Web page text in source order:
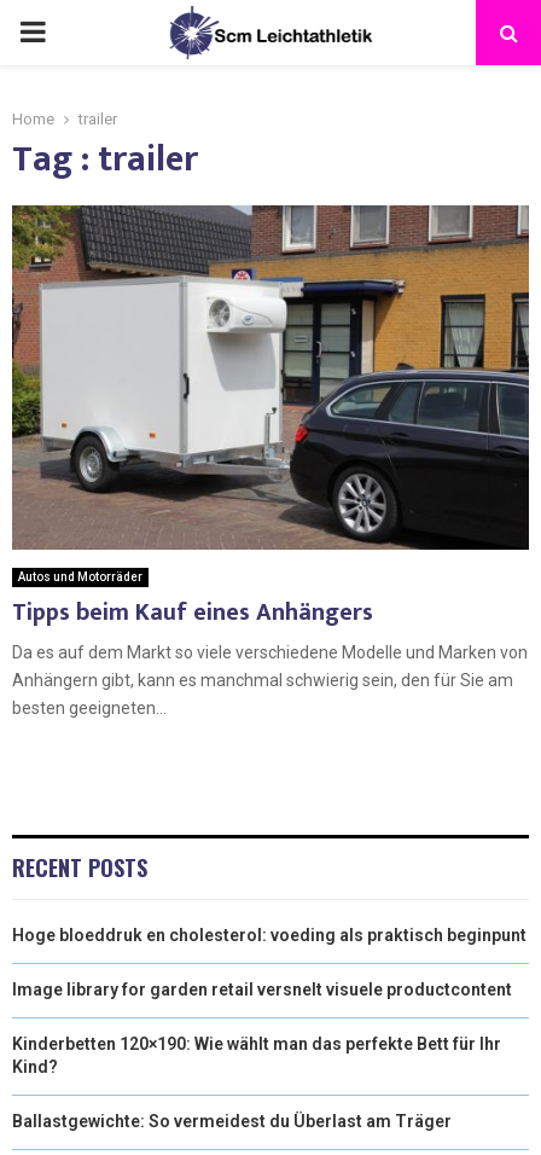
Home trailer
Tag : trailer
Autos und Motorräder
Tipps beim Kauf eines Anhängers
Da es auf dem Markt so viele verschiedene Modelle und Marken von
Anhängern gibt, kann es manchmal schwierig sein, den für Sie am
besten geeigneten...
RECENT POSTS
Hoge bloeddruk en cholesterol: voeding als praktisch beginpunt
Image library for garden retail versnelt visuele productcontent
Kinderbetten 120×190: Wie wählt man das perfekte Bett für Ihr
Kind?
Ballastgewichte: So vermeidest du Überlast am Träger